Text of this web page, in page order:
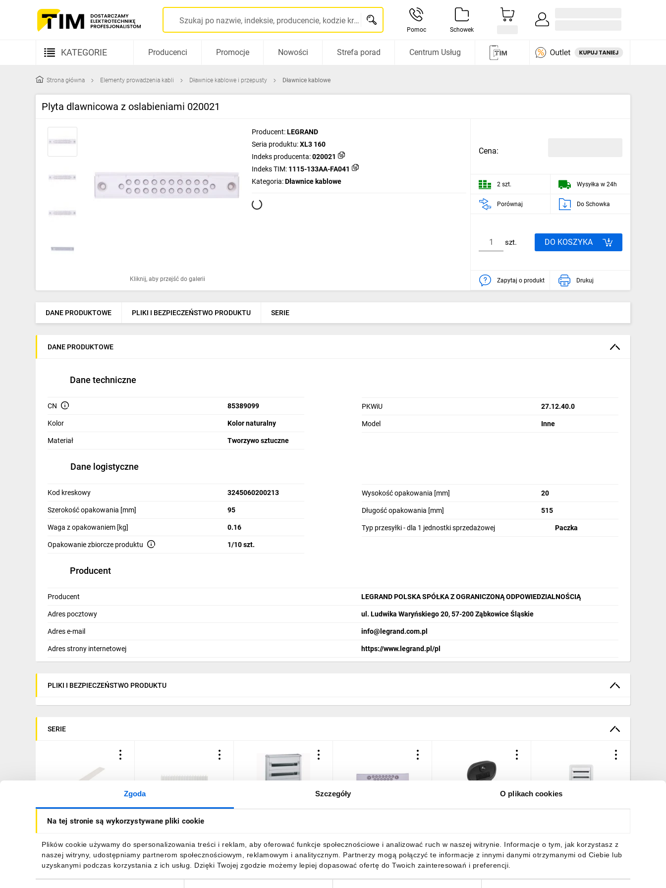
Zgoda Szczegóły O plikach cookies
Na tej stronie są wykorzystywane pliki cookie
Plików cookie używamy do spersonalizowania treści i reklam, aby oferować funkcje społecznościowe i analizować ruch w naszej witrynie. Informacje o tym, jak korzystasz z
naszej witryny, udostępniamy partnerom społecznościowym, reklamowym i analitycznym. Partnerzy mogą połączyć te informacje z innymi danymi otrzymanymi od Ciebie lub
uzyskanymi podczas korzystania z ich usług. Dzięki Twojej zgodzie możemy lepiej dopasować ofertę do Twoich zainteresowań i preferencji.
Szukaj po nazwie, indeksie, producencie, kodzie kreskowym...
Pomoc Schowek
KATEGORIE
Kable i przewody
Rozdzielnice i obudowy
Gniazda i łączniki
Oprawy oświetleniowe
Pompy ciepła
Ogrzewanie
Elektronarzędzia i mierniki
Dom i ogród
Odzież ochronna i BHP
Inne
Budowa i Remont
Elektronika
Smart home
Elektromobilność
Wentylacja i rekuperacja
Producenci Promocje Nowości Strefa porad Centrum Usług
Strona główna Elementy prowadzenia kabli Dławnice kablowe i przepusty Dławnice kablowe
Plyta dlawnicowa z oslabieniami 020021
Kliknij, aby przejść do galerii
Producent:LEGRAND
Seria produktu:XL3 160
Indeks producenta:020021
Indeks TIM: 1115-133AA-FA041
Kategoria:Dławnice kablowe
Cena:
2 szt. Wysyłka w 24h
Porównaj Do Schowka
szt. DO KOSZYKA
Zapytaj o produkt Drukuj
DANE PRODUKTOWE PLIKI I BEZPIECZEŃSTWO PRODUKTU SERIE
DANE PRODUKTOWE
Dane techniczne
CN 85389099
Kolor Kolor naturalny
Materiał Tworzywo sztuczne
PKWiU 27.12.40.0
Model Inne
Dane logistyczne
Kod kreskowy 3245060200213
Szerokość opakowania [mm] 95
Waga z opakowaniem [kg] 0.16
Opakowanie zbiorcze produktu 1/10 szt.
Wysokość opakowania [mm] 20
Długość opakowania [mm] 515
Typ przesyłki - dla 1 jednostki sprzedażowej Paczka
Producent
Producent LEGRAND POLSKA SPÓŁKA Z OGRANICZONĄ ODPOWIEDZIALNOŚCIĄ
Adres pocztowy ul. Ludwika Waryńskiego 20, 57-200 Ząbkowice Śląskie
Adres e-mail info@legrand.com.pl
Adres strony internetowej https://www.legrand.pl/pl
PLIKI I BEZPIECZEŃSTWO PRODUKTU
SERIE
Zaślepka modułowa 24-
moduły szary 020051
30,05 złbrutto
Zaślepka modułowa 18
modułów szara 001665
19,46 zł brutto 1940,99 złbrutto 314,35 złbrutto 6,38 zł brutto 2344,08 złbrutto